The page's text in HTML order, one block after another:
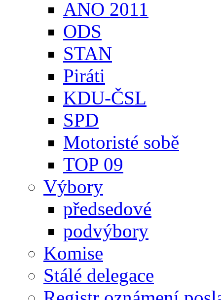
ANO 2011
ODS
STAN
Piráti
KDU-ČSL
SPD
Motoristé sobě
TOP 09
Výbory
předsedové
podvýbory
Komise
Stálé delegace